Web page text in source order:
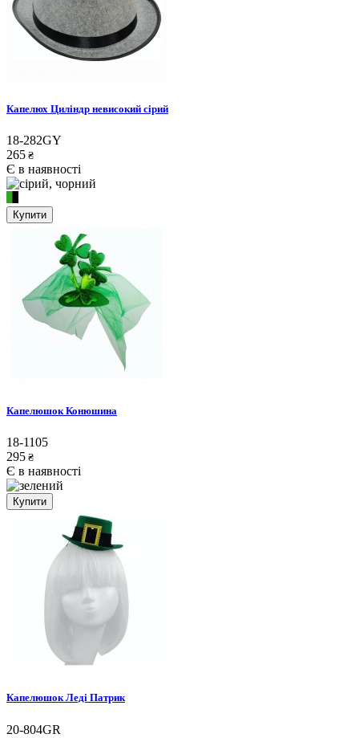
Капелюх Циліндр невисокий сірий
18-282GY
265 ₴
Є в наявності
Купити
Капелюшок Конюшина
18-1105
295 ₴
Є в наявності
Купити
Капелюшок Леді Патрик
20-804GR